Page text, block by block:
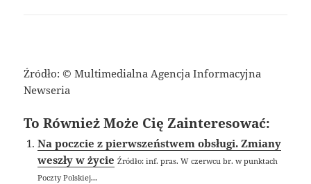
Źródło: © Multimedialna Agencja Informacyjna
Newseria
To Również Może Cię Zainteresować:
Na poczcie z pierwszeństwem obsługi. Zmiany
weszły w życie Źródło: inf. pras. W czerwcu br. w punktach
Poczty Polskiej...